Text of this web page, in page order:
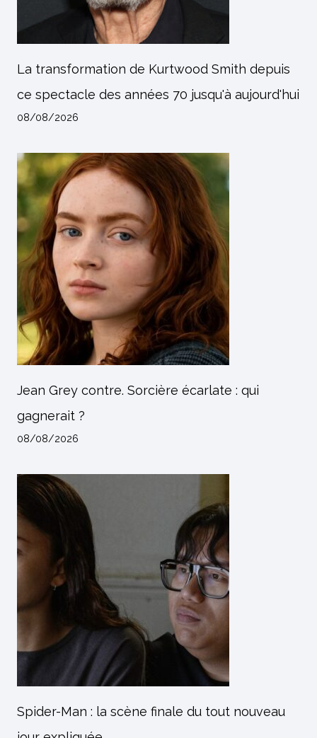
La transformation de Kurtwood Smith depuis
ce spectacle des années 70 jusqu'à aujourd'hui
08/08/2026
Jean Grey contre. Sorcière écarlate : qui
gagnerait ?
08/08/2026
Spider-Man : la scène finale du tout nouveau